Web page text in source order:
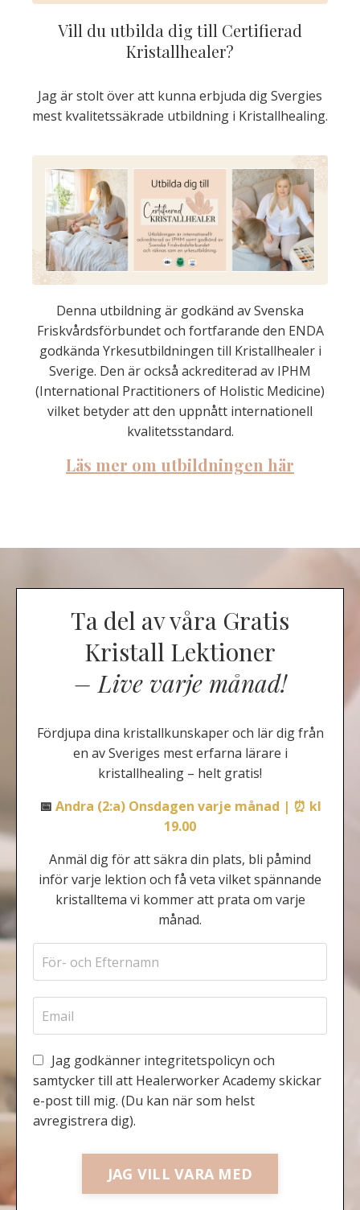
Vill du utbilda dig till Certifierad
Kristallhealer?
Jag är stolt över att kunna erbjuda dig Svergies
mest kvalitetssäkrade utbildning i Kristallhealing.
Denna utbildning är godkänd av Svenska
Friskvårdsförbundet och fortfarande den ENDA
godkända Yrkesutbildningen till Kristallhealer i
Sverige. Den är också ackrediterad av IPHM
(International Practitioners of Holistic Medicine)
vilket betyder att den uppnått internationell
kvalitetsstandard.
Läs mer om utbildningen här
Ta del av våra Gratis
Kristall Lektioner
– Live varje månad!
Fördjupa dina kristallkunskaper och lär dig från
en av Sveriges mest erfarna lärare i
kristallhealing – helt gratis!
📅 Andra (2:a) Onsdagen varje månad | ⏰ kl
19.00
Anmäl dig för att säkra din plats, bli påmind
inför varje lektion och få veta vilket spännande
kristalltema vi kommer att prata om varje
månad.
Jag godkänner integritetspolicyn och
samtycker till att Healerworker Academy skickar
e-post till mig. (Du kan när som helst
avregistrera dig).
JAG VILL VARA MED